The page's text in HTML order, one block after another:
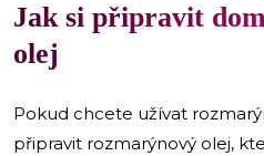
Jak si připravit
olej
Pokud chcete užívat
připravit rozmarýnový olej,